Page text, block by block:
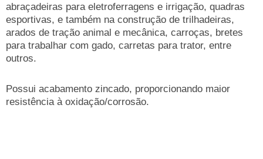
abraçadeiras para eletroferragens e irrigação, quadras
esportivas, e também na construção de trilhadeiras,
arados de tração animal e mecânica, carroças, bretes
para trabalhar com gado, carretas para trator, entre
outros.
Possui acabamento zincado, proporcionando maior
resistência à oxidação/corrosão.